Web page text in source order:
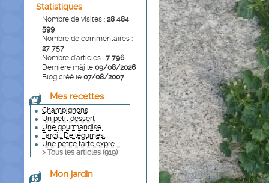
Statistiques
Nombre de visites : 28 484
599
Nombre de commentaires :
27 757
Nombre d'articles : 7 796
Dernière màj le 09/08/2026
Blog créé le 07/08/2007
Mes recettes
Champignons
Un petit dessert
Une gourmandise.
Farci... De légumes..
Une petite tarte expre ...
> Tous les articles (919)
Mon jardin